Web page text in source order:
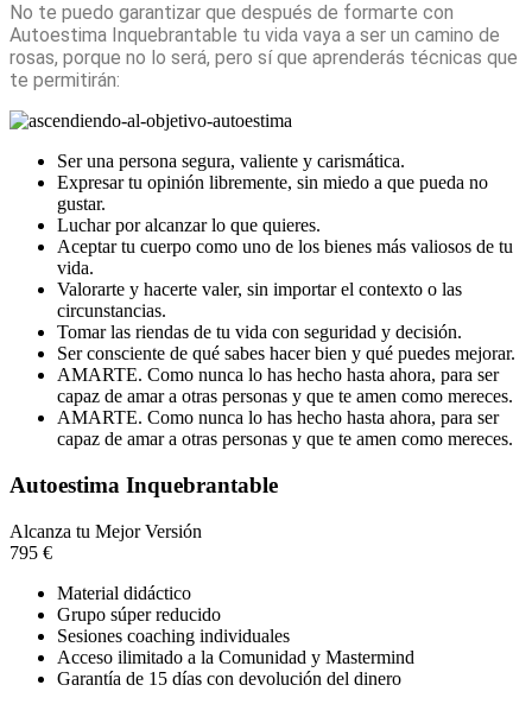
No te puedo garantizar que después de formarte con
Autoestima Inquebrantable tu vida vaya a ser un camino de
rosas, porque no lo será, pero sí que aprenderás técnicas que
te permitirán:
Ser una persona segura, valiente y carismática.
Expresar tu opinión libremente, sin miedo a que pueda no
gustar.
Luchar por alcanzar lo que quieres.
Aceptar tu cuerpo como uno de los bienes más valiosos de tu
vida.
Valorarte y hacerte valer, sin importar el contexto o las
circunstancias.
Tomar las riendas de tu vida con seguridad y decisión.
Ser consciente de qué sabes hacer bien y qué puedes mejorar.
AMARTE. Como nunca lo has hecho hasta ahora, para ser
capaz de amar a otras personas y que te amen como mereces.
AMARTE. Como nunca lo has hecho hasta ahora, para ser
capaz de amar a otras personas y que te amen como mereces.
Autoestima Inquebrantable
Alcanza tu Mejor Versión
795 €
Material didáctico
Grupo súper reducido
Sesiones coaching individuales
Acceso ilimitado a la Comunidad y Mastermind
Garantía de 15 días con devolución del dinero